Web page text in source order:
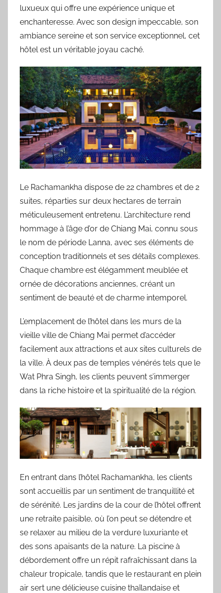
luxueux qui offre une expérience unique et
enchanteresse. Avec son design impeccable, son
ambiance sereine et son service exceptionnel, cet
hôtel est un véritable joyau caché.
Le Rachamankha dispose de 22 chambres et de 2
suites, réparties sur deux hectares de terrain
méticuleusement entretenu. L’architecture rend
hommage à l’âge d’or de Chiang Mai, connu sous
le nom de période Lanna, avec ses éléments de
conception traditionnels et ses détails complexes.
Chaque chambre est élégamment meublée et
ornée de décorations anciennes, créant un
sentiment de beauté et de charme intemporel.
L’emplacement de l’hôtel dans les murs de la
vieille ville de Chiang Mai permet d’accéder
facilement aux attractions et aux sites culturels de
la ville. À deux pas de temples vénérés tels que le
Wat Phra Singh, les clients peuvent s’immerger
dans la riche histoire et la spiritualité de la région.
En entrant dans l’hôtel Rachamankha, les clients
sont accueillis par un sentiment de tranquillité et
de sérénité. Les jardins de la cour de l’hôtel offrent
une retraite paisible, où l’on peut se détendre et
se relaxer au milieu de la verdure luxuriante et
des sons apaisants de la nature. La piscine à
débordement offre un répit rafraîchissant dans la
chaleur tropicale, tandis que le restaurant en plein
air sert une délicieuse cuisine thaïlandaise et